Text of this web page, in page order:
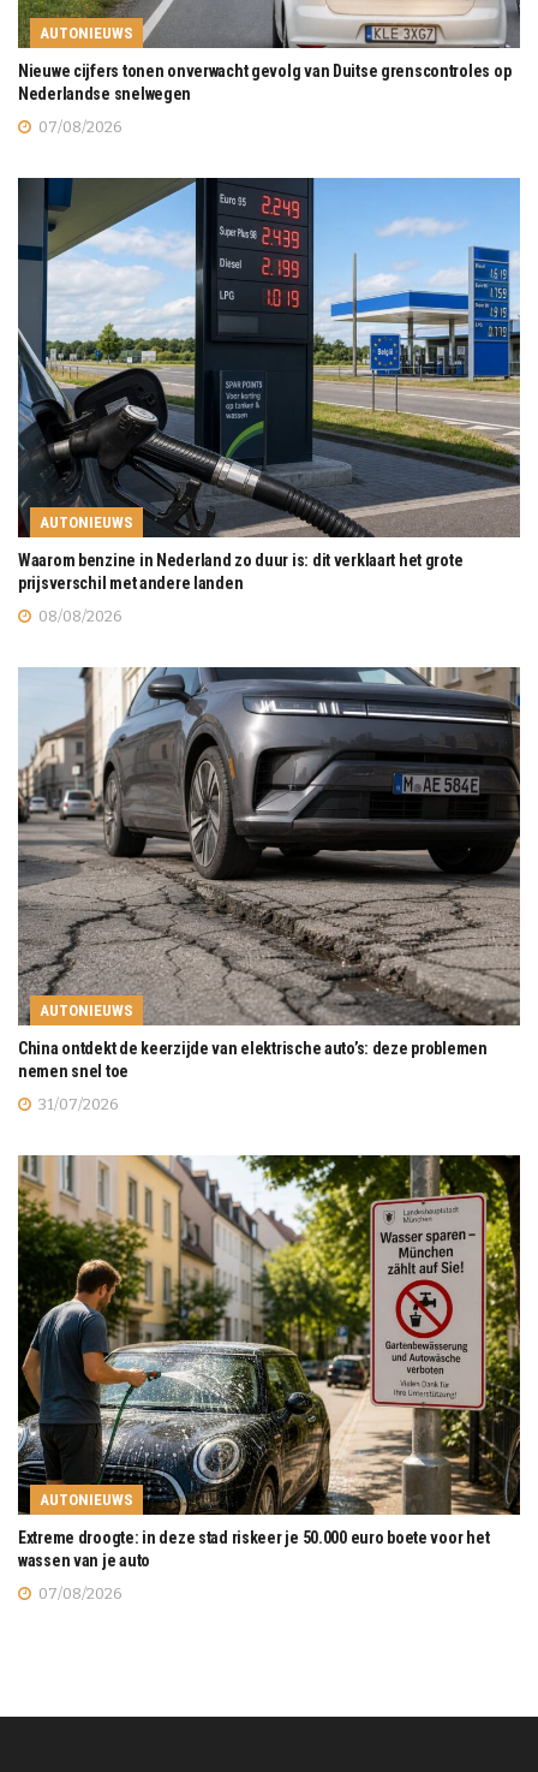
AUTONIEUWS
Nieuwe cijfers tonen onverwacht gevolg van Duitse grenscontroles op
Nederlandse snelwegen
07/08/2026
AUTONIEUWS
Waarom benzine in Nederland zo duur is: dit verklaart het grote
prijsverschil met andere landen
08/08/2026
AUTONIEUWS
China ontdekt de keerzijde van elektrische auto’s: deze problemen
nemen snel toe
31/07/2026
AUTONIEUWS
Extreme droogte: in deze stad riskeer je 50.000 euro boete voor het
wassen van je auto
07/08/2026